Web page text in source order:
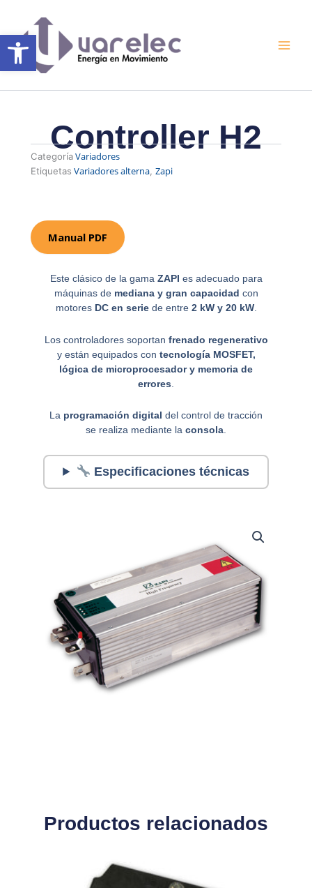
Abrir barra de herramientas
contenido
Controller H2
Categoría Variadores
Etiquetas Variadores alterna ,Zapi
Manual PDF
Este clásico de la gama ZAPI es adecuado para
máquinas de mediana y gran capacidad con
motores DC en seriede entre 2 kW y 20 kW.
Los controladores soportan frenado regenerativo
y están equipados con tecnología MOSFET,
lógica de microprocesador y memoria de
errores
La programación digital del control de tracción
se realiza mediante la consola.
Especificaciones técnicas
Productos relacionados